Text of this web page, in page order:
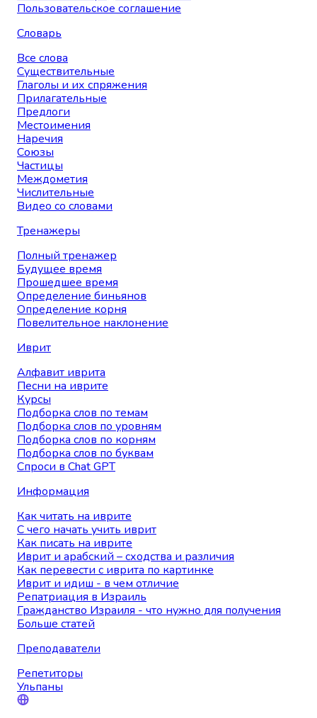
Пользовательское соглашение
Словарь
Все слова
Существительные
Глаголы и их спряжения
Прилагательные
Предлоги
Местоимения
Наречия
Союзы
Частицы
Междометия
Числительные
Видео со словами
Тренажеры
Полный тренажер
Будущее время
Прошедшее время
Определение биньянов
Определение корня
Повелительное наклонение
Иврит
Алфавит иврита
Песни на иврите
Курсы
Подборка слов по темам
Подборка слов по уровням
Подборка слов по корням
Подборка слов по буквам
Спроси в Chat GPT
Информация
Как читать на иврите
С чего начать учить иврит
Как писать на иврите
Иврит и арабский – сходства и различия
Как перевести с иврита по картинке
Иврит и идиш - в чем отличие
Репатриация в Израиль
Гражданство Израиля - что нужно для получения
Больше статей
Преподаватели
Репетиторы
Ульпаны